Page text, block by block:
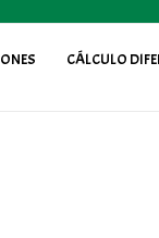
CÁLCULO